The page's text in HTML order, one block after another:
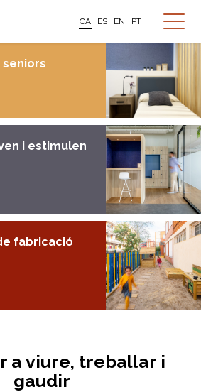
CA ES EN PT
seniors
i estimulen
fabricació
a viure, treballar i
gaudir